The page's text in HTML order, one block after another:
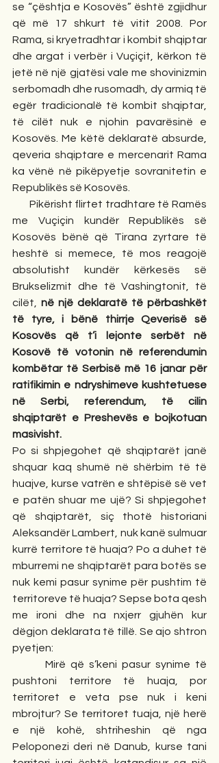
se “çështja e Kosovës” është zgjidhur
që më 17 shkurt të vitit 2008. Por
Rama, si kryetradhtar i kombit shqiptar
dhe argat i verbër i Vuçiçit, kërkon të
jetë në një gjatësi vale me shovinizmin
serbomadh dhe rusomadh, dy armiq të
egër tradicionalë të kombit shqiptar,
të cilët nuk e njohin pavarësinë e
Kosovës. Me këtë deklaratë absurde,
qeveria shqiptare e mercenarit Rama
ka vënë në pikëpyetje sovranitetin e
Republikës së Kosovës.
me Vuçiçin kundër Republikës së
Kosovës bënë që Tirana zyrtare të
heshtë si memece, të mos reagojë
absolutisht kundër kërkesës së
Brukselizmit dhe të Vashingtonit, të
cilët,
në një deklaratë të përbashkët
të tyre, i bënë thirrje Qeverisë së
Kosovës që t’i lejonte serbët në
Kosovë të votonin në referendumin
kombëtar të Serbisë më 16 janar për
ratifikimin e ndryshimeve kushtetuese
në Serbi, referendum, të cilin
shqiptarët e Preshevës e bojkotuan
masivisht.
Po si shpjegohet që shqiptarët janë
shquar kaq shumë në shërbim të të
huajve, kurse vatrën e shtëpisë së vet
e patën shuar me ujë? Si shpjegohet
që shqiptarët, siç thotë historiani
Aleksandër Lambert, nuk kanë sulmuar
kurrë territore të huaja? Po a duhet të
mburremi ne shqiptarët para botës se
nuk kemi pasur synime për pushtim të
territoreve të huaja? Sepse bota qesh
me ironi dhe na nxjerr gjuhën kur
dëgjon deklarata të tillë. Se ajo shtron
pyetjen:
       Mirë që s’keni pasur synime të
pushtoni territore të huaja, por
territoret e veta pse nuk i keni
mbrojtur? Se territoret tuaja, një herë
e një kohë, shtriheshin që nga
Peloponezi deri në Danub, kurse tani